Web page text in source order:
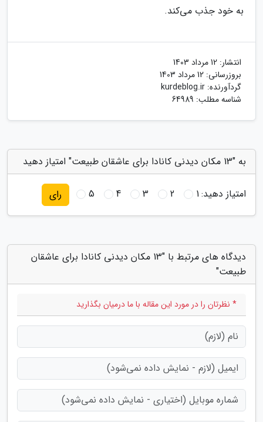
به خود جذب می‌کند.
انتشار: 12 مرداد 1403
بروزرسانی: 12 مرداد 1403
گردآورنده: kurdeblog.ir
شناسه مطلب: 64989
به "13 مکان دیدنی کانادا برای عاشقان طبیعت" امتیاز دهید
امتیاز دهید:1
2
3
4
5 رای
دیدگاه های مرتبط با "13 مکان دیدنی کانادا برای عاشقان
طبیعت"
* نظرتان را در مورد این مقاله با ما درمیان بگذارید